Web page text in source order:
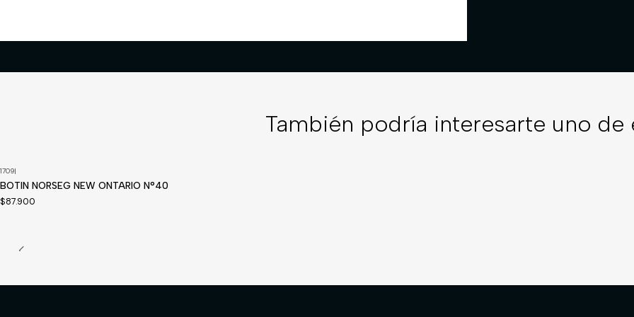
También podría interesarte uno de
1709|
BOTIN NORSEG NEW ONTARIO N°40
$87.900